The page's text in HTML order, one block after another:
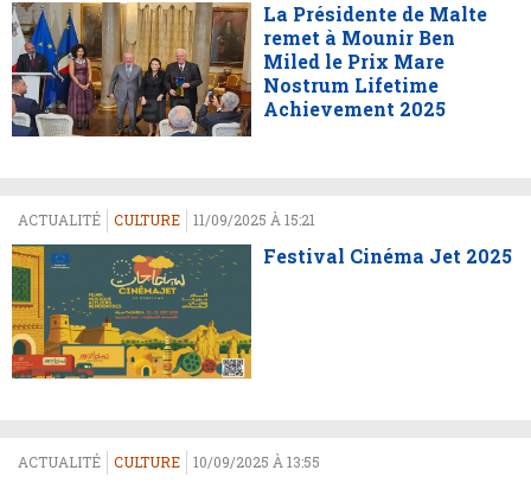
La Présidente de Malte
remet à Mounir Ben
Miled le Prix Mare
Nostrum Lifetime
Achievement 2025
ACTUALITÉ CULTURE 11/09/2025 À 15:21
Festival Cinéma Jet 2025
ACTUALITÉ CULTURE 10/09/2025 À 13:55